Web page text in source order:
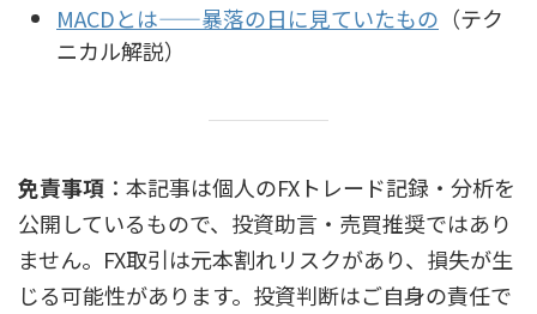
MACDとは——暴落の日に見ていたもの （テク
ニカル解説）
免責事項 ：本記事は個人のFXトレード記録・分析を
公開しているもので、投資助言・売買推奨ではあり
ません。FX取引は元本割れリスクがあり、損失が生
じる可能性があります。投資判断はご自身の責任で